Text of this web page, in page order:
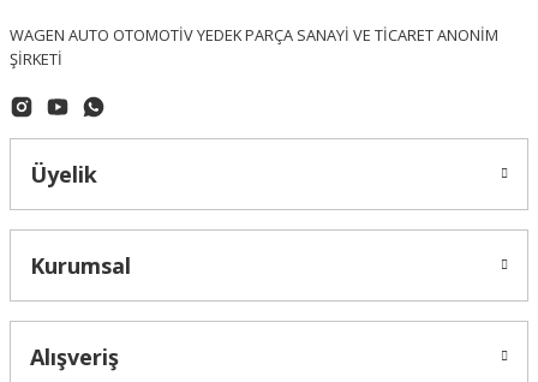
WAGEN AUTO OTOMOTİV YEDEK PARÇA SANAYİ VE TİCARET ANONİM
ŞİRKETİ
Üyelik
Kurumsal
Alışveriş